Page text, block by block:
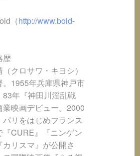
（http://www.boid-
歴
クロサワ・キヨシ）
。1955年兵庫県神戸市
83年『神田川淫乱戦
業映画デビュー。2000
パリをはじめフランス
『CURE』『ニンゲン
リスマ』が公開さ